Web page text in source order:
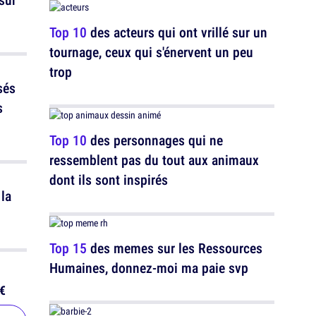
Top 10 des acteurs qui ont vrillé sur un
tournage, ceux qui s'énervent un peu
trop
Top 10 des personnages qui ne
ressemblent pas du tout aux animaux
dont ils sont inspirés
Top 15 des memes sur les Ressources
Humaines, donnez-moi ma paie svp